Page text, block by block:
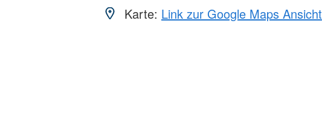
Karte: Link zur Google Maps Ansicht